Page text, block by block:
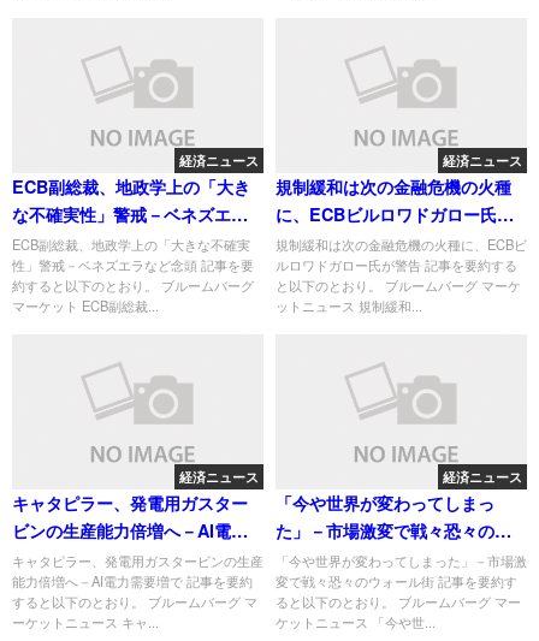
経済ニュース
ECB副総裁、地政学上の「大き
な不確実性」警戒－ベネズエラ
など念頭
ECB副総裁、地政学上の「大きな不確実
性」警戒－ベネズエラなど念頭 記事を要
約すると以下のとおり。 ブルームバーグ
マーケット ECB副総裁...
経済ニュース
規制緩和は次の金融危機の火種
に、ECBビルロワドガロー氏が
警告
規制緩和は次の金融危機の火種に、ECBビ
ルロワドガロー氏が警告 記事を要約する
と以下のとおり。 ブルームバーグ マーケ
ットニュース 規制緩和...
経済ニュース
キャタピラー、発電用ガスター
ビンの生産能力倍増へ－AI電力
需要増で
キャタピラー、発電用ガスタービンの生産
能力倍増へ－AI電力需要増で 記事を要約
すると以下のとおり。 ブルームバーグ マ
ーケットニュース キャ...
経済ニュース
「今や世界が変わってしまっ
た」－市場激変で戦々恐々のウ
ォール街
「今や世界が変わってしまった」－市場激
変で戦々恐々のウォール街 記事を要約す
ると以下のとおり。 ブルームバーグ マー
ケットニュース 「今や世...